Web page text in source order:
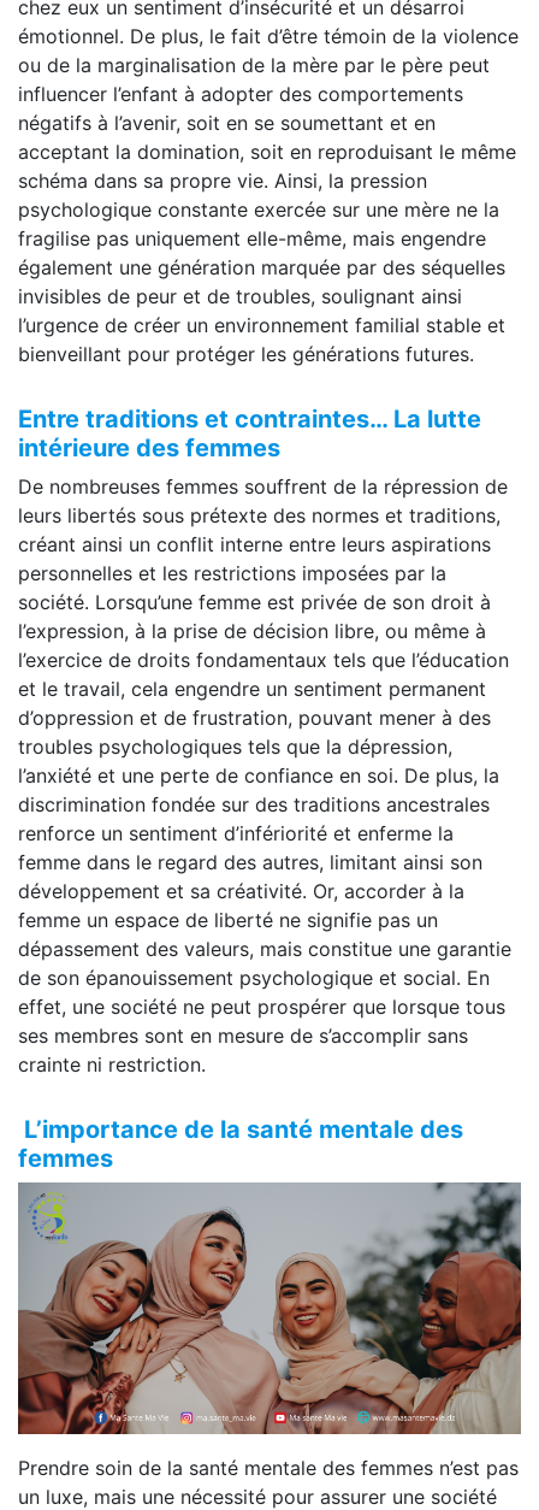
chez eux un sentiment d’insécurité et un désarroi
émotionnel. De plus, le fait d’être témoin de la violence
ou de la marginalisation de la mère par le père peut
influencer l’enfant à adopter des comportements
négatifs à l’avenir, soit en se soumettant et en
acceptant la domination, soit en reproduisant le même
schéma dans sa propre vie. Ainsi, la pression
psychologique constante exercée sur une mère ne la
fragilise pas uniquement elle-même, mais engendre
également une génération marquée par des séquelles
invisibles de peur et de troubles, soulignant ainsi
l’urgence de créer un environnement familial stable et
bienveillant pour protéger les générations futures.
Entre traditions et contraintes… La lutte
intérieure des femmes
De nombreuses femmes souffrent de la répression de
leurs libertés sous prétexte des normes et traditions,
créant ainsi un conflit interne entre leurs aspirations
personnelles et les restrictions imposées par la
société. Lorsqu’une femme est privée de son droit à
l’expression, à la prise de décision libre, ou même à
l’exercice de droits fondamentaux tels que l’éducation
et le travail, cela engendre un sentiment permanent
d’oppression et de frustration, pouvant mener à des
troubles psychologiques tels que la dépression,
l’anxiété et une perte de confiance en soi. De plus, la
discrimination fondée sur des traditions ancestrales
renforce un sentiment d’infériorité et enferme la
femme dans le regard des autres, limitant ainsi son
développement et sa créativité. Or, accorder à la
femme un espace de liberté ne signifie pas un
dépassement des valeurs, mais constitue une garantie
de son épanouissement psychologique et social. En
effet, une société ne peut prospérer que lorsque tous
ses membres sont en mesure de s’accomplir sans
crainte ni restriction.
L’importance de la santé mentale des
femmes
Prendre soin de la santé mentale des femmes n’est pas
un luxe, mais une nécessité pour assurer une société